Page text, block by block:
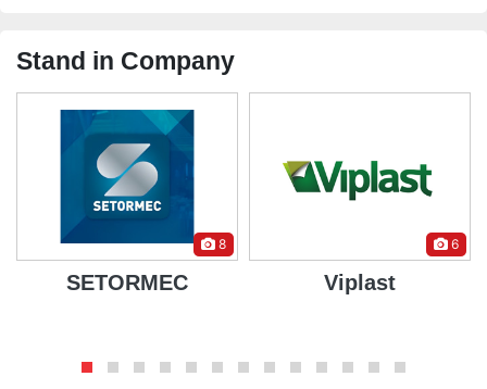
Stand in Company
8
SETORMEC
6
Viplast